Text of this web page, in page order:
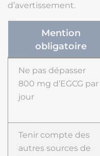
d’avertissement.
Mention
obligatoire
Ne pas dépasser
800 mg d’EGCG par
jour
Tenir compte des
autres sources de